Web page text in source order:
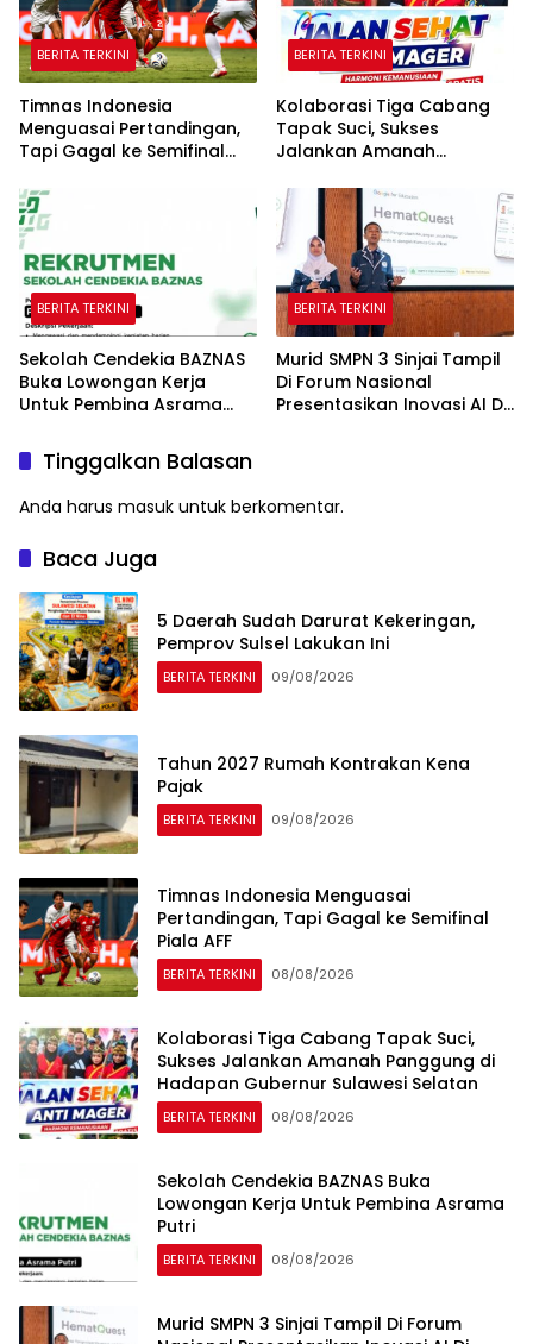
BERITA TERKINI
Timnas Indonesia
Menguasai Pertandingan,
Tapi Gagal ke Semifinal
BERITA TERKINI
Kolaborasi Tiga Cabang
Tapak Suci, Sukses
Jalankan Amanah
Gubernur Sulawesi Selatan
BERITA TERKINI
Sekolah Cendekia BAZNAS
Buka Lowongan Kerja
Untuk Pembina Asrama
BERITA TERKINI
Murid SMPN 3 Sinjai Tampil
Di Forum Nasional
Presentasikan Inovasi AI Di
Tinggalkan Balasan
Anda harus masuk untuk berkomentar.
Baca Juga
5 Daerah Sudah Darurat Kekeringan,
Pemprov Sulsel Lakukan Ini
BERITA TERKINI 09/08/2026
Tahun 2027 Rumah Kontrakan Kena
Pajak
BERITA TERKINI 09/08/2026
Timnas Indonesia Menguasai
Pertandingan, Tapi Gagal ke Semifinal
Piala AFF
BERITA TERKINI 08/08/2026
Kolaborasi Tiga Cabang Tapak Suci,
Sukses Jalankan Amanah Panggung di
Hadapan Gubernur Sulawesi Selatan
BERITA TERKINI 08/08/2026
Sekolah Cendekia BAZNAS Buka
Lowongan Kerja Untuk Pembina Asrama
Putri
BERITA TERKINI 08/08/2026
Murid SMPN 3 Sinjai Tampil Di Forum